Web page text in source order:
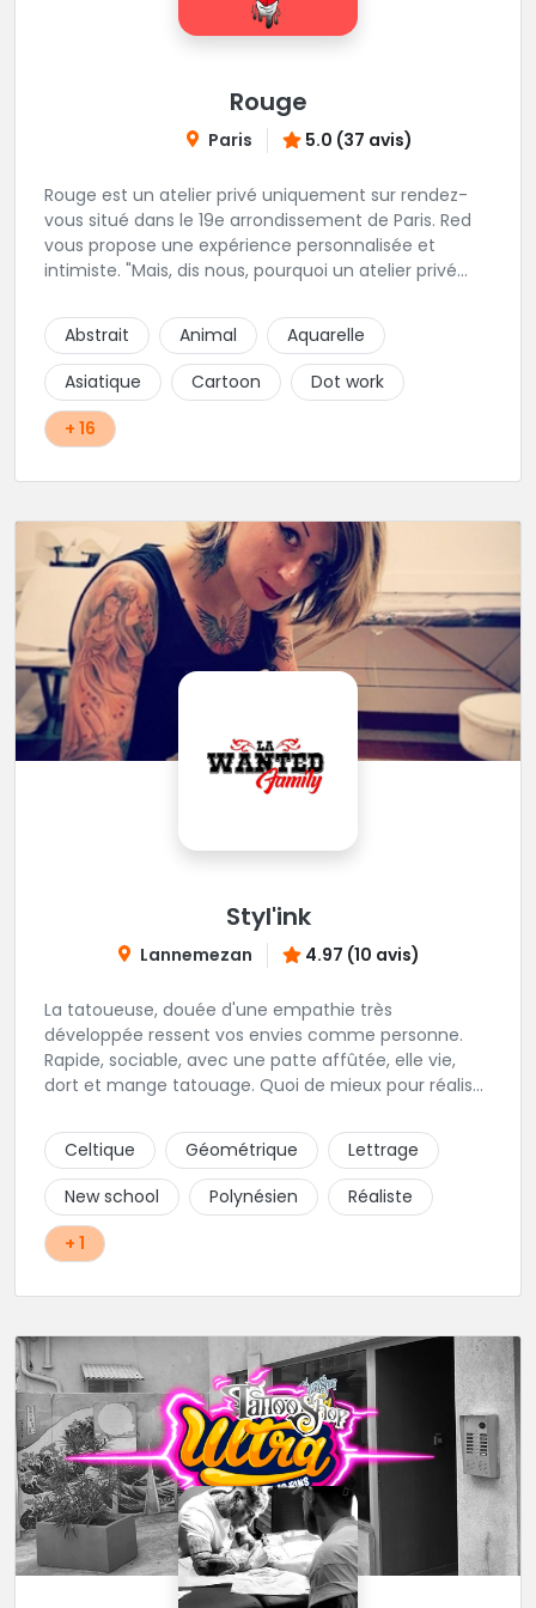
Rouge
Paris 5.0 (37 avis)
Rouge est un atelier privé uniquement sur rendez-
vous situé dans le 19e arrondissement de Paris. Red
vous propose une expérience personnalisée et
intimiste. "Mais, dis nous, pourquoi un atelier privé
qualité de service à tous les tatoué(e)s. L'intérêt est
de prendre son temps, faire les bons choix, et
toujours se donner à 1000 %. Sans oublier, une
hygiène irréprochable. La bonne humeur, l'échange,
le respect, faire un travail personnalisé et toujours de
qualité, sont les mots d'ordre dans cet atelier. " Si
Abstrait Animal
Aquarelle
Asiatique
Cartoon
Dot work
+ 16
Styl'ink
Lannemezan 4.97 (10 avis)
La tatoueuse, douée d'une empathie très
développée ressent vos envies comme personne.
Rapide, sociable, avec une patte affûtée, elle vie,
dort et mange tatouage. Quoi de mieux pour réaliser
Celtique
Géométrique
Lettrage
New school
Polynésien
Réaliste
+ 1